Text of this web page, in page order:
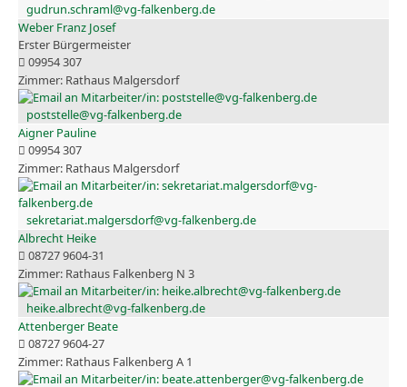
gudrun.schraml@vg-falkenberg.de
Weber Franz Josef
Erster Bürgermeister
09954 307
Rathaus Malgersdorf
poststelle@vg-falkenberg.de
Aigner Pauline
09954 307
Rathaus Malgersdorf
sekretariat.malgersdorf@vg-falkenberg.de
Albrecht Heike
08727 9604-31
Rathaus Falkenberg N 3
heike.albrecht@vg-falkenberg.de
Attenberger Beate
08727 9604-27
Rathaus Falkenberg A 1